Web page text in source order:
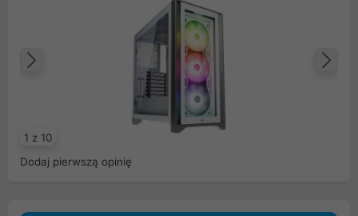
1 z 10
Poprzedni
Dodaj pierwszą opinię